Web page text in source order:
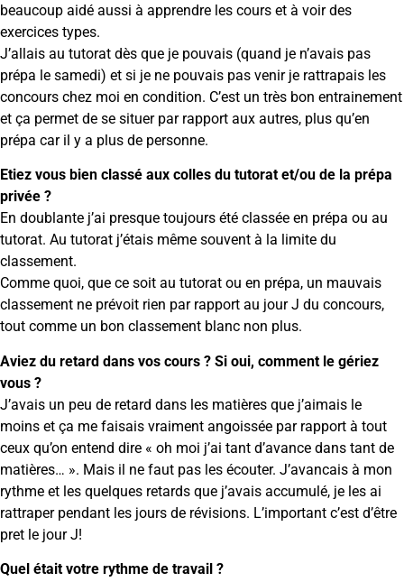
beaucoup aidé aussi à apprendre les cours et à voir des
exercices types.
J’allais au tutorat dès que je pouvais (quand je n’avais pas
prépa le samedi) et si je ne pouvais pas venir je rattrapais les
concours chez moi en condition. C’est un très bon entrainement
et ça permet de se situer par rapport aux autres, plus qu’en
prépa car il y a plus de personne.
Etiez vous bien classé aux colles du tutorat et/ou de la prépa
privée ?
En doublante j’ai presque toujours été classée en prépa ou au
tutorat. Au tutorat j’étais même souvent à la limite du
classement.
Comme quoi, que ce soit au tutorat ou en prépa, un mauvais
classement ne prévoit rien par rapport au jour J du concours,
tout comme un bon classement blanc non plus.
Aviez du retard dans vos cours ? Si oui, comment le gériez
vous ?
J’avais un peu de retard dans les matières que j’aimais le
moins et ça me faisais vraiment angoissée par rapport à tout
ceux qu’on entend dire « oh moi j’ai tant d’avance dans tant de
matières… ». Mais il ne faut pas les écouter. J’avancais à mon
rythme et les quelques retards que j’avais accumulé, je les ai
rattraper pendant les jours de révisions. L’important c’est d’être
pret le jour J!
Quel était votre rythme de travail ?